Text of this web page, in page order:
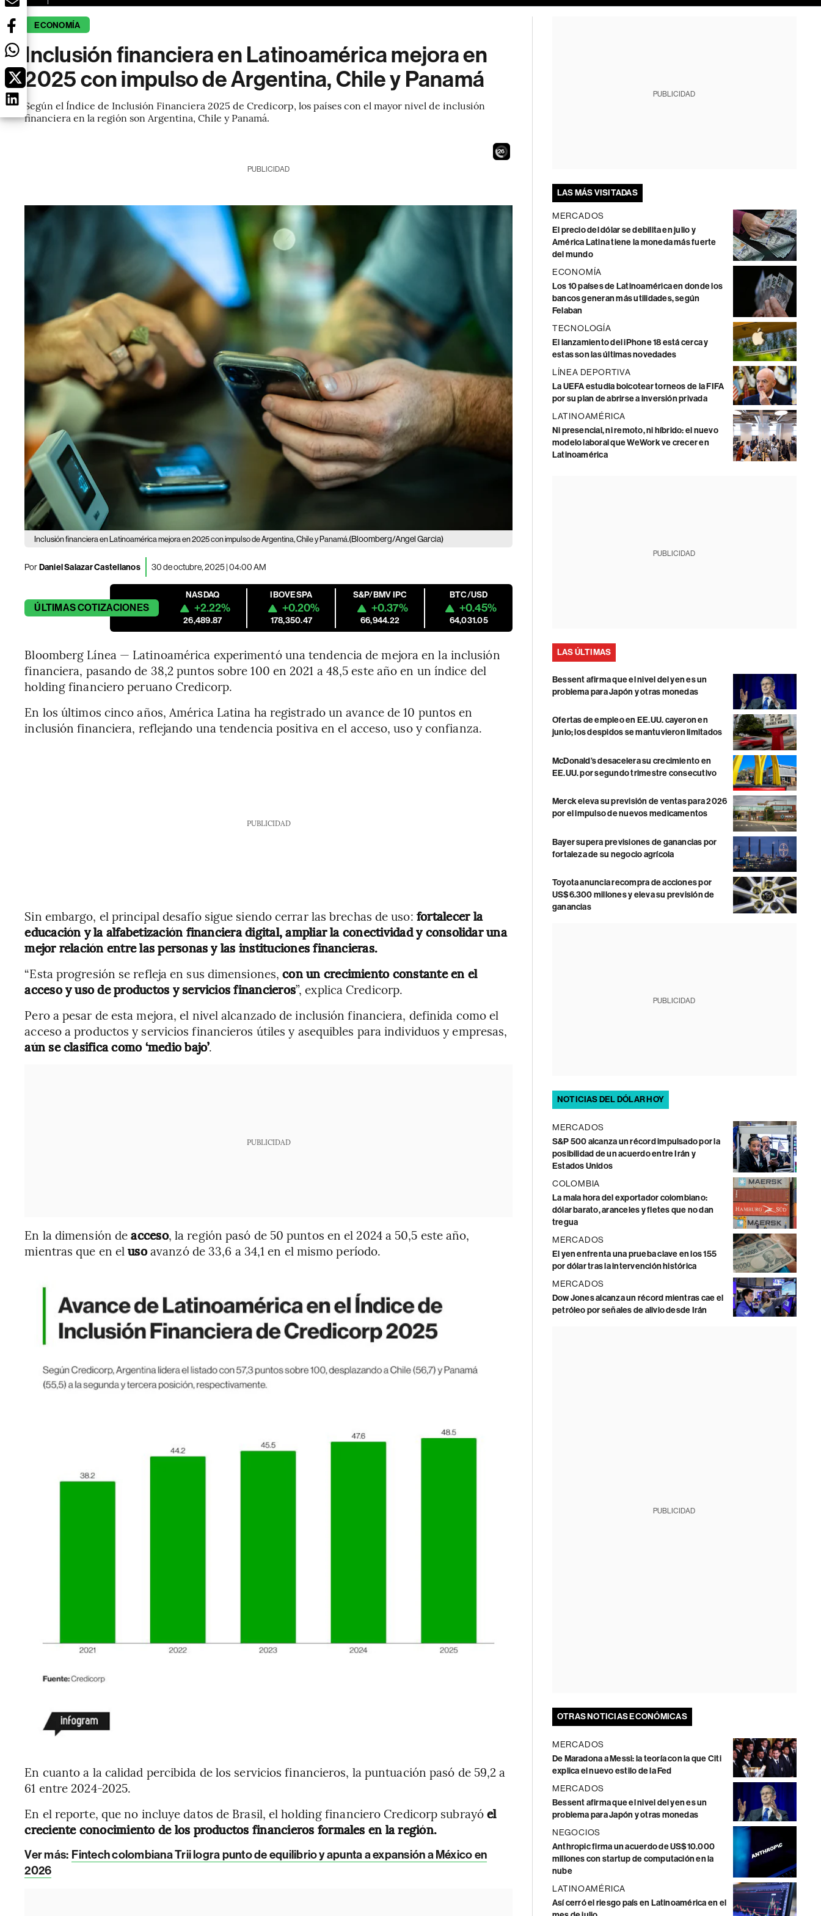
ECONOMÍA
Inclusión financiera en Latinoamérica mejora en
2025 con impulso de Argentina, Chile y Panamá
Según el Índice de Inclusión Financiera 2025 de Credicorp, los países con el mayor nivel de inclusión
financiera en la región son Argentina, Chile y Panamá.
24
PUBLICIDAD
Inclusión financiera en Latinoamérica mejora en 2025 con impulso de Argentina, Chile y Panamá.(Bloomberg/Angel Garcia)
PorDaniel Salazar Castellanos 30 de octubre, 2025 | 04:00 AM
ÚLTIMASCOTIZACIONES
NASDAQ
+2.22%
26,489.87
IBOVESPA
+0.20%
178,350.47
S&P/BMV IPC
+0.37%
66,944.22
BTC/USD
+0.45%
64,031.05
Bloomberg Línea — Latinoamérica experimentó una tendencia de mejora en la inclusión
financiera, pasando de 38,2 puntos sobre 100 en 2021 a 48,5 este año en un índice del
holding financiero peruano Credicorp.
En los últimos cinco años, América Latina ha registrado un avance de 10 puntos en
inclusión financiera, reflejando una tendencia positiva en el acceso, uso y confianza.
PUBLICIDAD
Sin embargo, el principal desafío sigue siendo cerrar las brechas de uso: fortalecer la
educación y la alfabetización financiera digital, ampliar la conectividad y consolidar una
mejor relación entre las personas y las instituciones financieras.
“Esta progresión se refleja en sus dimensiones,con un crecimiento constante en el
acceso y uso de productos y servicios financieros”, explica Credicorp.
Pero a pesar de esta mejora, el nivel alcanzado de inclusión financiera, definida como el
acceso a productos y servicios financieros útiles y asequibles para individuos y empresas,
aún se clasifica como ‘medio bajo’.
PUBLICIDAD
En la dimensión deacceso, la región pasó de 50 puntos en el 2024 a 50,5 este año,
mientras que en elusoavanzó de 33,6 a 34,1 en el mismo período.
En cuanto a la calidad percibida de los servicios financieros, la puntuación pasó de 59,2 a
61 entre 2024-2025.
En el reporte, que no incluye datos de Brasil, el holding financiero Credicorp subrayóel
creciente conocimiento de los productos financieros formales en la región.
Ver más: Fintech colombiana Trii logra punto de equilibrio y apunta a expansión a México en
2026
PUBLICIDAD
LAS MÁS VISITADAS
MERCADOS
El precio del dólar se debilita en julio y
América Latina tiene la moneda más fuerte
del mundo
ECONOMÍA
Los 10 países de Latinoamérica en donde los
bancos generan más utilidades, según
Felaban
TECNOLOGÍA
El lanzamiento del iPhone 18 está cerca y
estas son las últimas novedades
LÍNEA DEPORTIVA
La UEFA estudia boicotear torneos de la FIFA
por su plan de abrirse a inversión privada
LATINOAMÉRICA
Ni presencial, ni remoto, ni híbrido: el nuevo
modelo laboral que WeWork ve crecer en
Latinoamérica
PUBLICIDAD
LAS ÚLTIMAS
Bessent afirma que el nivel del yen es un
problema para Japón y otras monedas
Ofertas de empleo en EE.UU. cayeron en
junio; los despidos se mantuvieron limitados
McDonald’s desacelera su crecimiento en
EE.UU. por segundo trimestre consecutivo
Merck eleva su previsión de ventas para 2026
por el impulso de nuevos medicamentos
Bayer supera previsiones de ganancias por
fortaleza de su negocio agrícola
Toyota anuncia recompra de acciones por
US$6.300 millones y eleva su previsión de
ganancias
PUBLICIDAD
NOTICIAS DEL DÓLAR HOY
MERCADOS
S&P 500 alcanza un récord impulsado por la
posibilidad de un acuerdo entre Irán y
Estados Unidos
COLOMBIA
La mala hora del exportador colombiano:
dólar barato, aranceles y fletes que no dan
tregua
MERCADOS
El yen enfrenta una prueba clave en los 155
por dólar tras la intervención histórica
MERCADOS
Dow Jones alcanza un récord mientras cae el
petróleo por señales de alivio desde Irán
PUBLICIDAD
OTRAS NOTICIAS ECONÓMICAS
MERCADOS
De Maradona a Messi: la teoría con la que Citi
explica el nuevo estilo de la Fed
MERCADOS
Bessent afirma que el nivel del yen es un
problema para Japón y otras monedas
NEGOCIOS
Anthropic firma un acuerdo de US$10.000
millones con startup de computación en la
nube
LATINOAMÉRICA
Así cerró el riesgo país en Latinoamérica en el